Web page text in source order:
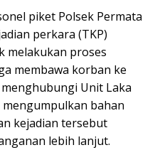
piket Polsek Permata
perkara (TKP)
melakukan proses
membawa korban ke
Unit Laka
bahan
kejadian tersebut
lebih lanjut.